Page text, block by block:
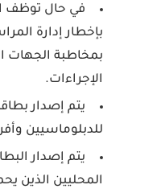
في حال توظف
بإخطار إدارة
بمخاطبة الجهات
الإجراءات.
يتم إصدار
للدبلوماسيين
يتم إصدار
المحليين الذين